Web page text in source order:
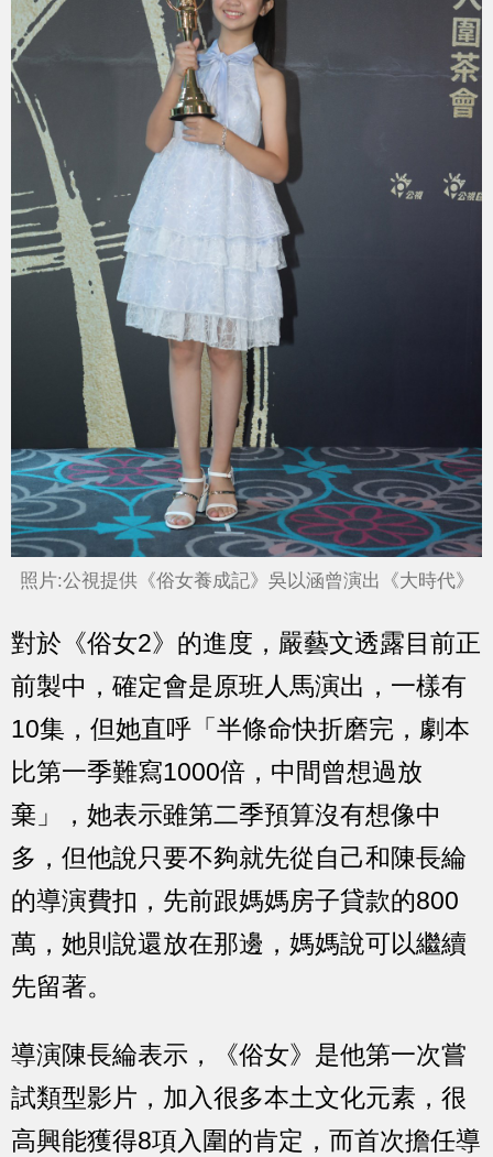
照片:公視提供《俗女養成記》吳以涵曾演出《大時代》
對於《俗女2》的進度，嚴藝文透露目前正
前製中，確定會是原班人馬演出，一樣有
10集，但她直呼「半條命快折磨完，劇本
比第一季難寫1000倍，中間曾想過放
棄」，她表示雖第二季預算沒有想像中
多，但他說只要不夠就先從自己和陳長綸
的導演費扣，先前跟媽媽房子貸款的800
萬，她則說還放在那邊，媽媽說可以繼續
先留著。
導演陳長綸表示，《俗女》是他第一次嘗
試類型影片，加入很多本土文化元素，很
高興能獲得8項入圍的肯定，而首次擔任導